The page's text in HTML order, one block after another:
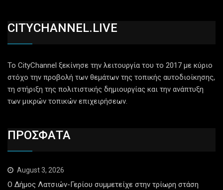
CITYCHANNEL.LIVE
Το CityChannel ξεκίνησε την λειτουργία του το 2017 με κύριο
στόχο την προβολή των θεμάτων της τοπικής αυτοδιοίκησης,
τη στήριξη της πολιτιστικής δημιουργίας και την ανάπτυξη
των μικρών τοπικών επιχειρήσεων.
ΠΡΟΣΦΑΤΑ
August 3, 2026
Ο Δήμος Λατσιών-Γερίου συμμετείχε στην τρίωρη στάση